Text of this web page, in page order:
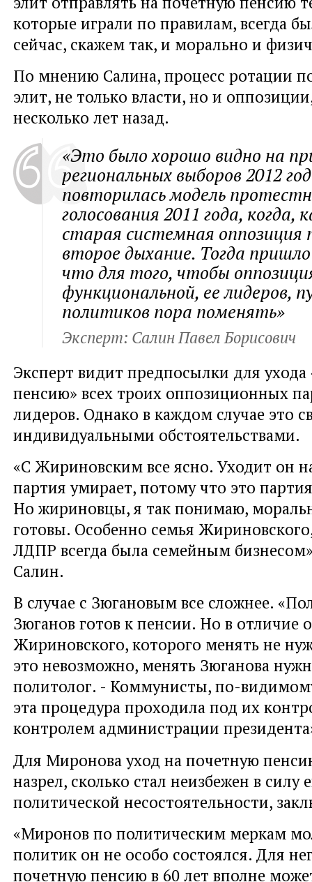
которые играли по правилам, всегда
сейчас, скажем так, и морально и
По мнению Салина, процесс ротации
элит, не только власти, но и
несколько лет назад.
«Это было хорошо видно на
региональных выборов 2012
повторилась модель
голосования 2011 года, когда,
старая системная оппозиция
второе дыхание. Тогда
что для того, чтобы
функциональной, ее лидеров,
политиков пора поменять»
Эксперт: Салин Павел Борисович
Эксперт видит предпосылки для
пенсию» всех троих оппозиционных
лидеров. Однако в каждом случае это
индивидуальными обстоятельствами.
«С Жириновским все ясно. Уходит он
партия умирает, потому что это
Но жириновцы, я так понимаю,
готовы. Особенно семья
ЛДПР всегда была семейным
Салин.
В случае с Зюгановым все сложнее.
Зюганов готов к пенсии. Но в отличие
Жириновского, которого менять не
это невозможно, менять Зюганова
политолог. - Коммунисты, по-
эта процедура проходила под их
контролем администрации
Для Миронова уход на почетную
назрел, сколько стал неизбежен в силу
политической несостоятельности,
«Миронов по политическим меркам
политик он не особо состоялся. Для
почетную пенсию в 60 лет вполне